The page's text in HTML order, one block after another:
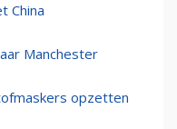
China
Manchester
opzetten